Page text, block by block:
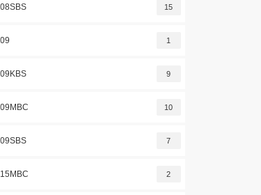
15
1
9
10
7
2